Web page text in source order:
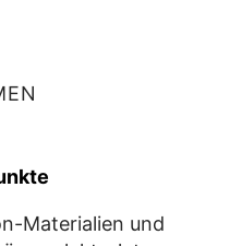
Materialien und